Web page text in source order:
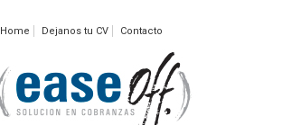
Home Dejanos tu CV Contacto